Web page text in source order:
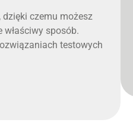
dzięki czemu możesz
sposób.
testowych